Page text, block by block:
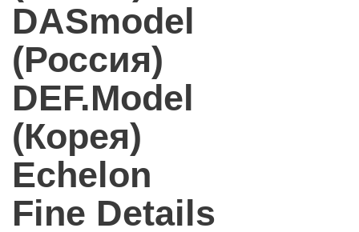
DASmodel
(Россия)
DEF.Model
(Корея)
Echelon
Fine Details